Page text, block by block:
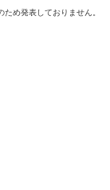
め発表しておりません。